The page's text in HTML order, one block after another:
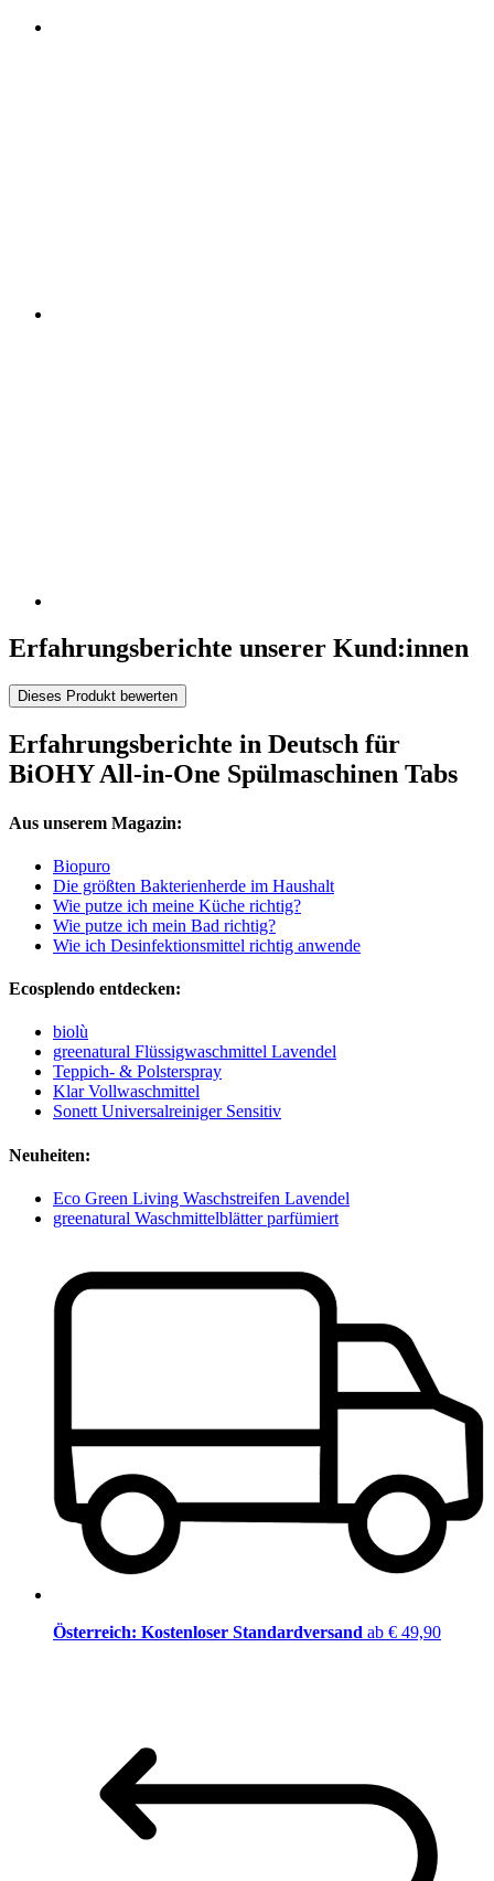
Erfahrungsberichte unserer Kund:innen
Dieses Produkt bewerten
Erfahrungsberichte in Deutsch für
BiOHY All-in-One Spülmaschinen Tabs
Aus unserem Magazin:
Biopuro
Die größten Bakterienherde im Haushalt
Wie putze ich meine Küche richtig?
Wie putze ich mein Bad richtig?
Wie ich Desinfektionsmittel richtig anwende
Ecosplendo entdecken:
biolù
greenatural Flüssigwaschmittel Lavendel
Teppich- & Polsterspray
Klar Vollwaschmittel
Sonett Universalreiniger Sensitiv
Neuheiten:
Eco Green Living Waschstreifen Lavendel
greenatural Waschmittelblätter parfümiert
Österreich: Kostenloser Standardversand ab € 49,90